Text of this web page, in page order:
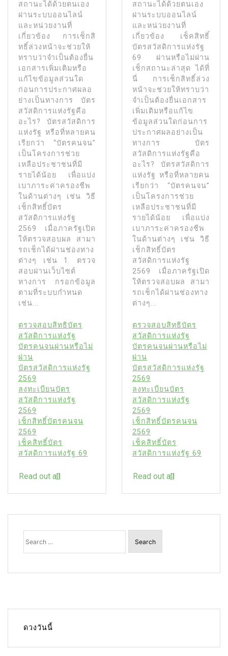
สถานะได้ด้วยตนเอง
ผ่านระบบออนไลน์
และหน่วยงานที่
เกี่ยวข้อง การเช็กสิ
ทธิ์ล่วงหน้าจะช่วยให้
ทราบว่าจำเป็นต้องยื่น
เอกสารเพิ่มเติมหรือ
แก้ไขข้อมูลส่วนใด
ก่อนการประกาศผลอ
ย่างเป็นทางการ บัตร
สวัสดิการแห่งรัฐคือ
อะไร? บัตรสวัสดิการ
แห่งรัฐ หรือที่หลายคน
เรียกว่า “บัตรคนจน”
เป็นโครงการช่วย
เหลือประชาชนที่มี
รายได้น้อย เพื่อแบ่ง
เบาภาระค่าครองชีพ
ในด้านต่างๆ เช่น วิธี
เช็กสิทธิ์บัตร
สวัสดิการแห่งรัฐ
2569 เมื่อภาครัฐเปิด
ให้ตรวจสอบผล สามา
รถเช็กได้ผ่านช่องทาง
ต่างๆ เช่น 1. ตรวจ
สอบผ่านเว็บไซต์
ทางการ กรอกข้อมูล
ตามที่ระบบกำหนด
เช่น...
ตรวจสอบสิทธิบัตร
สวัสดิการแห่งรัฐ
บัตรคนจนผ่านหรือไม่
ผ่าน
บัตรสวัสดิการแห่งรัฐ
2569
ลงทะเบียนบัตร
สวัสดิการแห่งรัฐ
2569
เช็กสิทธิ์บัตรคนจน
2569
เช็คสิทธิ์บัตร
สวัสดิการแห่งรัฐ 69
Read out all
สถานะได้ด้วยตนเอง
ผ่านระบบออนไลน์
และหน่วยงานที่
เกี่ยวข้อง เช็คสิทธิ์
บัตรสวัสดิการแห่งรัฐ
69 ผ่านหรือไม่ผ่าน
เช็กสถานะล่าสุด ได้ที่
นี่ การเช็กสิทธิ์ล่วง
หน้าจะช่วยให้ทราบว่า
จำเป็นต้องยื่นเอกสาร
เพิ่มเติมหรือแก้ไข
ข้อมูลส่วนใดก่อนการ
ประกาศผลอย่างเป็น
ทางการ บัตร
สวัสดิการแห่งรัฐคือ
อะไร? บัตรสวัสดิการ
แห่งรัฐ หรือที่หลายคน
เรียกว่า “บัตรคนจน”
เป็นโครงการช่วย
เหลือประชาชนที่มี
รายได้น้อย เพื่อแบ่ง
เบาภาระค่าครองชีพ
ในด้านต่างๆ เช่น วิธี
เช็กสิทธิ์บัตร
สวัสดิการแห่งรัฐ
2569 เมื่อภาครัฐเปิด
ให้ตรวจสอบผล สามา
รถเช็กได้ผ่านช่องทาง
ต่างๆ...
ตรวจสอบสิทธิบัตร
สวัสดิการแห่งรัฐ
บัตรคนจนผ่านหรือไม่
ผ่าน
บัตรสวัสดิการแห่งรัฐ
2569
ลงทะเบียนบัตร
สวัสดิการแห่งรัฐ
2569
เช็กสิทธิ์บัตรคนจน
2569
เช็คสิทธิ์บัตร
สวัสดิการแห่งรัฐ 69
Read out all
Search
for:
ดวงวันนี้